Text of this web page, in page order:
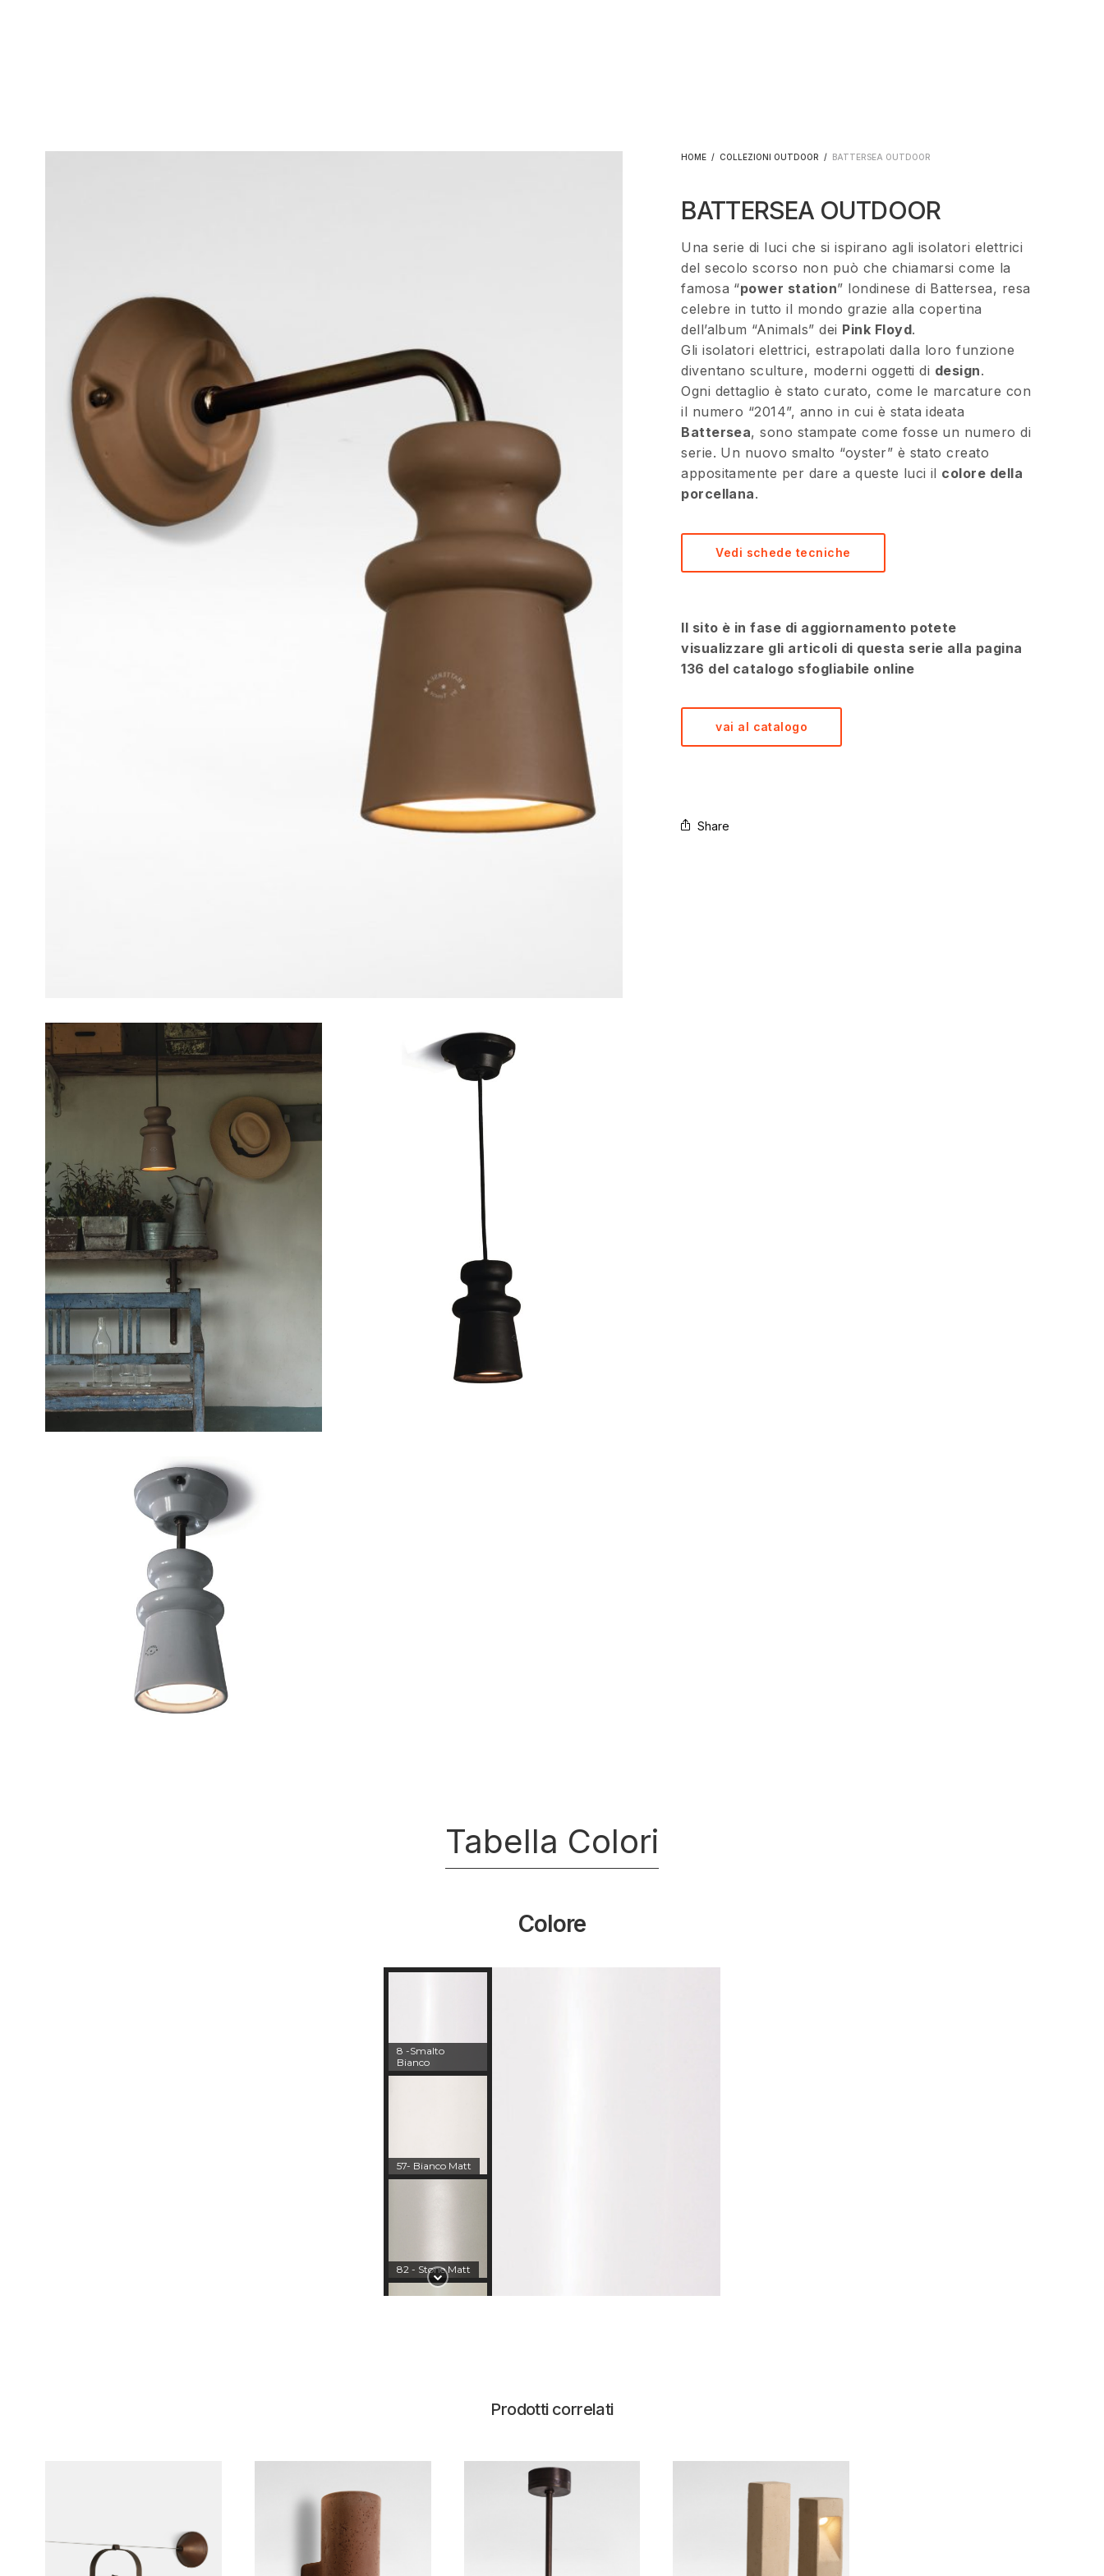
HOME / COLLEZIONI OUTDOOR / BATTERSEA OUTDOOR
BATTERSEA OUTDOOR
Una serie di luci che si ispirano agli isolatori elettrici
del secolo scorso non può che chiamarsi come la
famosa “power station” londinese di Battersea, resa
celebre in tutto il mondo grazie alla copertina
dell’album “Animals” dei Pink Floyd.
Gli isolatori elettrici, estrapolati dalla loro funzione
diventano sculture, moderni oggetti di design.
Ogni dettaglio è stato curato, come le marcature con
il numero “2014”, anno in cui è stata ideata
Battersea, sono stampate come fosse un numero di
serie. Un nuovo smalto “oyster” è stato creato
appositamente per dare a queste luci il colore della
porcellana.
Vedi schede tecniche
Il sito è in fase di aggiornamento potete
visualizzare gli articoli di questa serie alla pagina
136 del catalogo sfogliabile online
vai al catalogo
Share
Tabella Colori
Colore
8 -Smalto
Bianco
57- Bianco Matt
82 - Stone Matt
Prodotti correlati